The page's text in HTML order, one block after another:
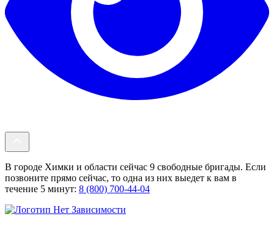
В городе Химки и области сейчас 9 свободные бригады. Если
позвоните прямо сейчас, то одна из них выедет к вам в
течение 5 минут: 8 (800) 700-44-04